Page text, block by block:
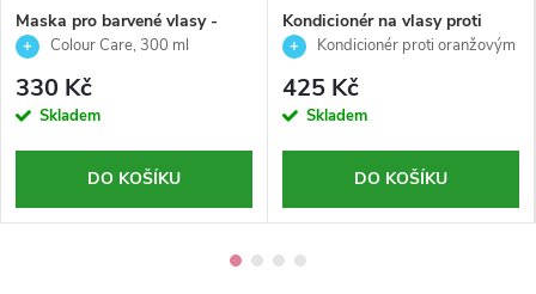
Maska pro barvené vlasy -
Colour care - Echosline -
Colour Care, 300 ml
330 Kč
Skladem
DO KOŠÍKU
Kondicionér na vlasy proti
nechtěným oranžovým
orange -AlterEgo - 200ml
Kondicionér proti oranžovým
tónů a lesk vlasů
425 Kč
Skladem
DO KOŠÍKU